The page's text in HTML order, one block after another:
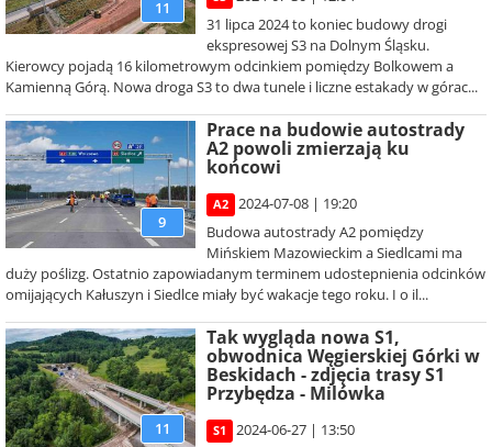
11
31 lipca 2024 to koniec budowy drogi
ekspresowej S3 na Dolnym Śląsku.
Kierowcy pojadą 16 kilometrowym odcinkiem pomiędzy Bolkowem a
Kamienną Górą. Nowa droga S3 to dwa tunele i liczne estakady w górac...
9
Prace na budowie autostrady
A2 powoli zmierzają ku
końcowi
A2
2024-07-08 | 19:20
Budowa autostrady A2 pomiędzy
Mińskiem Mazowieckim a Siedlcami ma
duży poślizg. Ostatnio zapowiadanym terminem udostepnienia odcinków
omijających Kałuszyn i Siedlce miały być wakacje tego roku. I o il...
11
Tak wygląda nowa S1,
obwodnica Węgierskiej Górki w
Beskidach - zdjęcia trasy S1
Przybędza - Milówka
S1
2024-06-27 | 13:50